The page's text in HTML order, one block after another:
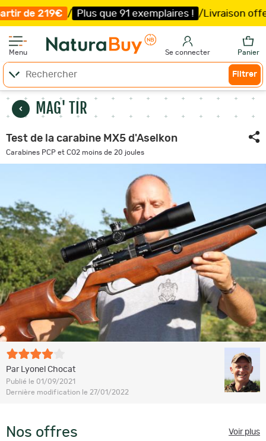
! /Livraison offerte et expédition sous 5
Menu Se connecter Panier
Filtrer
MAG' TIR
Test de la carabine MX5 d'Aselkon
Carabines PCP et CO2 moins de 20 joules
Par Lyonel Chocat
Publié le 01/09/2021
Dernière modification le 27/01/2022
Nos offres Voir plus